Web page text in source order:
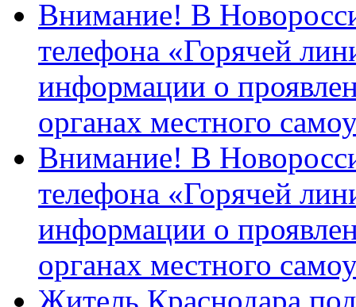
Внимание! В
телефона «Горячей
информации о
органах местного
Внимание! В
телефона «Горячей
информации о
органах местного